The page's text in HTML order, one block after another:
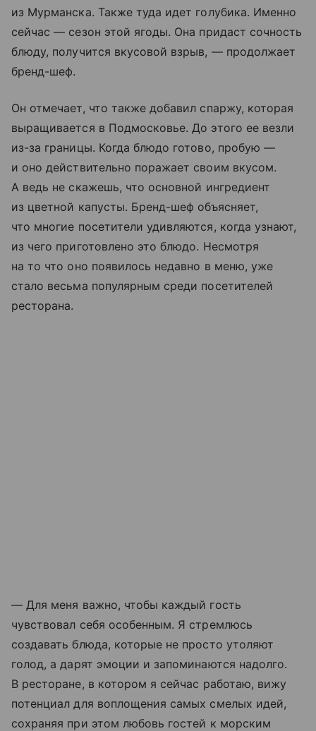
из Мурманска. Также туда идет голубика. Именно
сейчас — сезон этой ягоды. Она придаст сочность
блюду, получится вкусовой взрыв, — продолжает
бренд-шеф.
Он отмечает, что также добавил спаржу, которая
выращивается в Подмосковье. До этого ее везли
из-за границы. Когда блюдо готово, пробую —
и оно действительно поражает своим вкусом.
А ведь не скажешь, что основной ингредиент
из цветной капусты. Бренд-шеф объясняет,
что многие посетители удивляются, когда узнают,
из чего приготовлено это блюдо. Несмотря
на то что оно появилось недавно в меню, уже
стало весьма популярным среди посетителей
ресторана.
— Для меня важно, чтобы каждый гость
чувствовал себя особенным. Я стремлюсь
создавать блюда, которые не просто утоляют
голод, а дарят эмоции и запоминаются надолго.
В ресторане, в котором я сейчас работаю, вижу
потенциал для воплощения самых смелых идей,
сохраняя при этом любовь гостей к морским